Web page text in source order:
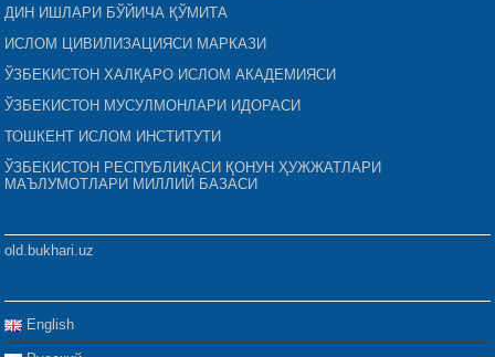
ДИН ИШЛАРИ БЎЙИЧА ҚЎМИТА
ИСЛОМ ЦИВИЛИЗАЦИЯСИ МАРКАЗИ
ЎЗБЕКИСТОН ХАЛҚАРО ИСЛОМ АКАДЕМИЯСИ
ЎЗБЕКИСТОН МУСУЛМОНЛАРИ ИДОРАСИ
ТОШКЕНТ ИСЛОМ ИНСТИТУТИ
ЎЗБЕКИСТОН РЕСПУБЛИКАСИ ҚОНУН ҲУЖЖАТЛАРИ
МАЪЛУМОТЛАРИ МИЛЛИЙ БАЗАСИ
old.bukhari.uz
English